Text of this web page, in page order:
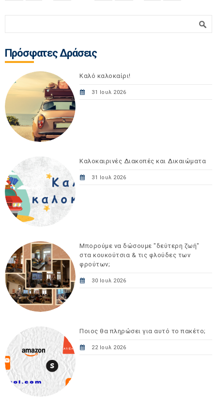
Πρόσφατες Δράσεις
Καλό καλοκαίρι!
31 Ιουλ 2026
Καλοκαιρινές Διακοπές και Δικαιώματα
31 Ιουλ 2026
Μπορούμε να δώσουμε "δεύτερη ζωή"
στα κουκούτσια & τις φλούδες των
φρούτων;
30 Ιουλ 2026
Ποιος θα πληρώσει για αυτό το πακέτο;
22 Ιουλ 2026